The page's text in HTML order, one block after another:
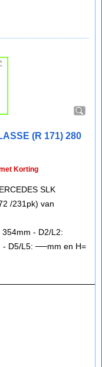
(R 171) 280
Korting
SLK
/231pk) van
- D2/L2:
D5/L5: ──mm en H=